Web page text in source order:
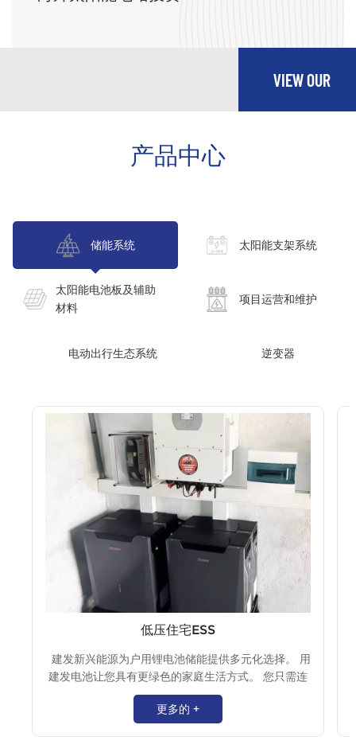
VIEW OUR
产品中心
储能系统 太阳能支架系统
太阳能电池板及辅助
材料
项目运营和维护
电动出行生态系统 逆变器
低压住宅ESS
建发新兴能源为户用锂电池储能提供多元化选择。 用
建发电池让您具有更绿色的家庭生活方式。 您只需连
接现有的光伏系统或安装带有混合逆变器的新光伏系
统即可立即实现能源独立。
更多的 +